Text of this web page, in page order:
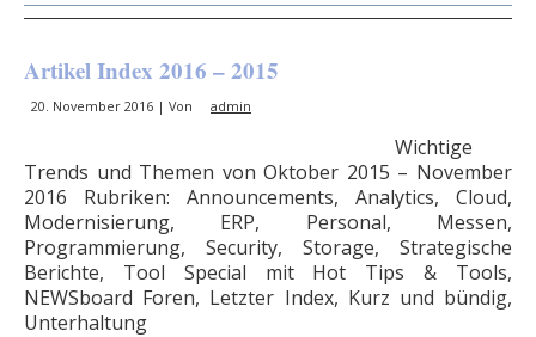
Artikel Index 2016 – 2015
20. November 2016 | Von admin
Wichtige
Trends und Themen von Oktober 2015 – November
2016 Rubriken: Announcements, Analytics, Cloud,
Modernisierung, ERP, Personal, Messen,
Programmierung, Security, Storage, Strategische
Berichte, Tool Special mit Hot Tips & Tools,
NEWSboard Foren, Letzter Index, Kurz und bündig,
Unterhaltung